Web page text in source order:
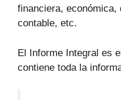
financiera, económica,
contable, etc.
El Informe Integral es
contiene toda la